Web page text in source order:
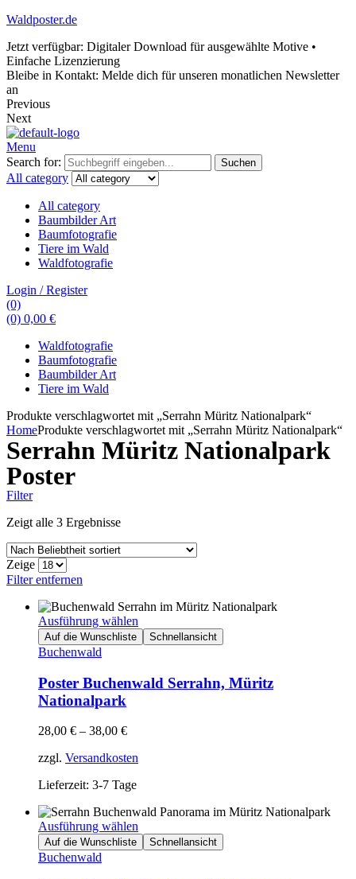
Waldposter.de
Jetzt verfügbar: Digitaler Download für ausgewählte Motive •
Einfache Lizenzierung
Bleibe in Kontakt: Melde dich für unseren monatlichen Newsletter
an
Previous
Next
Menu
Search for:
Suchen
All category
All category
Baumbilder Art
Baumfotografie
Tiere im Wald
Waldfotografie
Login / Register
(0)
(0) 0,00 €
Waldfotografie
Baumfotografie
Baumbilder Art
Tiere im Wald
Produkte verschlagwortet mit „Serrahn Müritz Nationalpark“
HomeProdukte verschlagwortet mit „Serrahn Müritz Nationalpark“
Serrahn Müritz Nationalpark
Poster
Filter
Zeigt alle 3 Ergebnisse
Zeige
Filter entfernen
Ausführung wählen
Auf die Wunschliste Schnellansicht
Buchenwald
Poster Buchenwald Serrahn, Müritz
Nationalpark
28,00 € – 38,00 €
zzgl. Versandkosten
Lieferzeit: 3-7 Tage
Ausführung wählen
Auf die Wunschliste Schnellansicht
Buchenwald